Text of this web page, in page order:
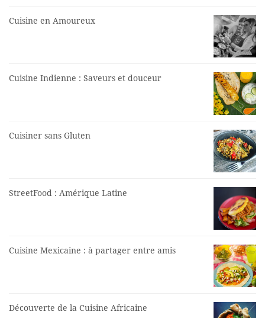
Cuisine en Amoureux
Cuisine Indienne : Saveurs et douceur
Cuisiner sans Gluten
StreetFood : Amérique Latine
Cuisine Mexicaine : à partager entre amis
Découverte de la Cuisine Africaine